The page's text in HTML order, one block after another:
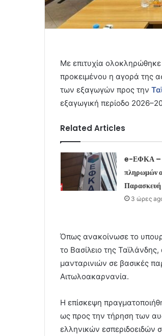
Με επιτυχία
προκειμένου η αγορά της
των εξαγωγών προς την
εξαγωγική περίοδο
Related Articles
e-ΕΦΚΑ –
πληρωμών
Παρασκευή
3 ώρες
Όπως ανακοίνωσε το
το Βασίλειο της
μανταρινιών σε βασικές
Αιτωλοακαρνανία.
Η επίσκεψη
ως προς την τήρηση των
ελληνικών εσπεριδοειδών